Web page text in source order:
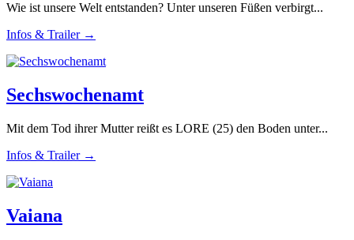
Wie ist unsere Welt entstanden? Unter unseren Füßen verbirgt...
Infos & Trailer →
Sechswochenamt
Mit dem Tod ihrer Mutter reißt es LORE (25) den Boden unter...
Infos & Trailer →
Vaiana